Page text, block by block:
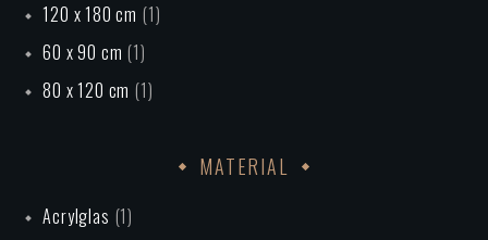
120 x 180 cm (1)
60 x 90 cm (1)
80 x 120 cm (1)
MATERIAL
Acrylglas (1)